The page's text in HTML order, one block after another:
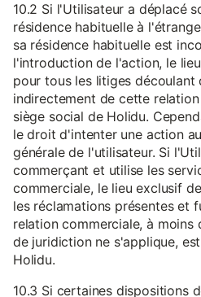
10.2 Si l'Utilisateur a déplacé
résidence habituelle à
sa résidence habituelle est
l'introduction de l'action, le
pour tous les litiges découlant
indirectement de cette
siège social de Holidu.
le droit d'intenter une action
générale de l'utilisateur. Si
commerçant et utilise les
commerciale, le lieu exclusif
les réclamations présentes et
relation commerciale, à moins
de juridiction ne s'applique,
Holidu.
10.3 Si certaines dispositions